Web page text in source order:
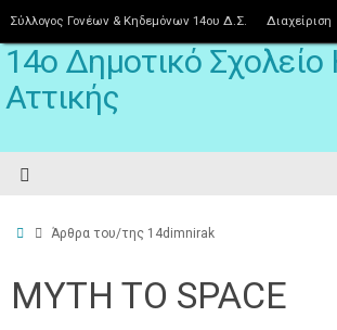
Σύλλογος Γονέων & Κηδεμόνων 14ου Δ.Σ. Διαχείριση
14ο Δημοτικό Σχολείο
Αττικής
Άρθρα του/της 14dimnirak
MYTH TO SPACE